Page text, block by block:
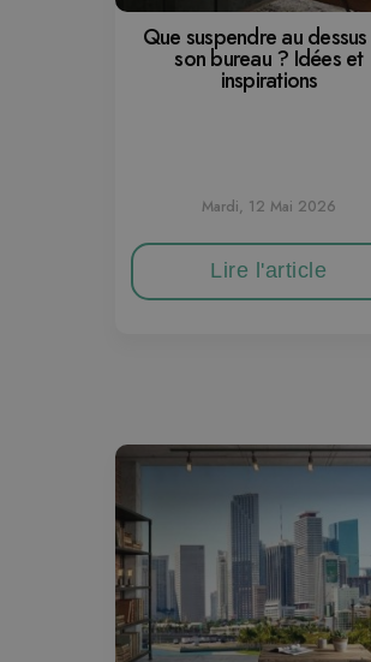
Que suspendre au
son bureau ? Idées et
inspirations
Mardi, 12 Mai 2026
Lire l'article